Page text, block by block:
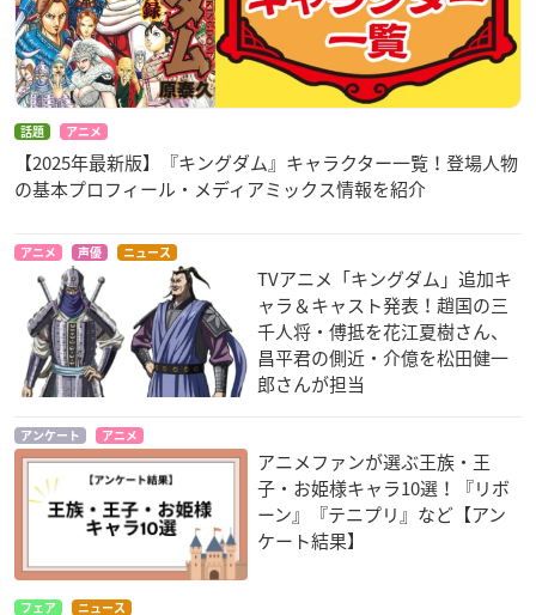
話題 アニメ
【2025年最新版】『キングダム』キャラクター一覧！登場人物
の基本プロフィール・メディアミックス情報を紹介
アニメ 声優 ニュース
TVアニメ「キングダム」追加キ
ャラ＆キャスト発表！趙国の三
千人将・傅抵を花江夏樹さん、
昌平君の側近・介億を松田健一
郎さんが担当
アンケート アニメ
アニメファンが選ぶ王族・王
子・お姫様キャラ10選！『リボ
ーン』『テニプリ』など【アン
ケート結果】
フェア ニュース